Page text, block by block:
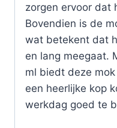
zorgen ervoor dat
Bovendien is de
wat betekent dat
en lang meegaat.
ml biedt deze
een heerlijke kop
werkdag goed te